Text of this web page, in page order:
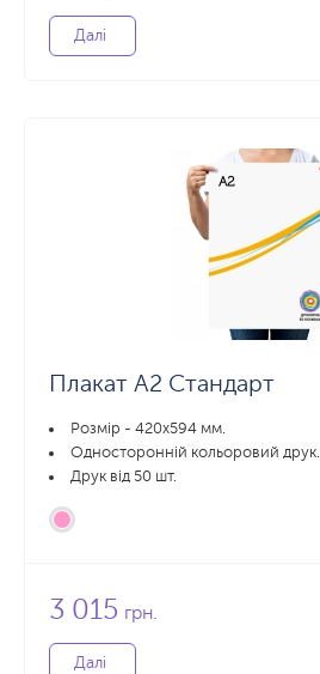
Далі
Плакат А2 Стандарт
Розмір - 420x594 мм.
Односторонній кольоровий друк.
Друк від 50 шт.
3 015 грн.
Далі